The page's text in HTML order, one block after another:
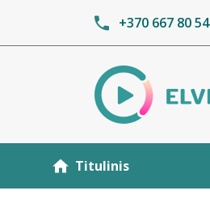
+370 667 80
Titulinis